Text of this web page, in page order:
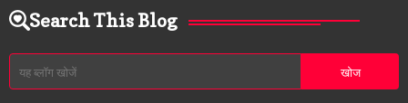
Search This Blog